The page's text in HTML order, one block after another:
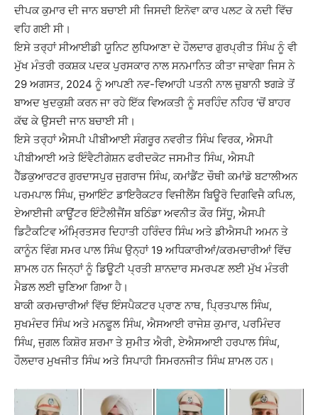
ਦੀਪਕ ਕੁਮਾਰ ਦੀ ਜਾਨ ਬਚਾਈ ਸੀ ਜਿਸਦੀ ਇਨੋਵਾ ਕਾਰ ਪਲਟ ਕੇ ਨਦੀ ਵਿੱਚ
ਵਹਿ ਗਈ ਸੀ।
ਇਸੇ ਤਰ੍ਹਾਂ ਸੀਆਈਡੀ ਯੂਨਿਟ ਲੁਧਿਆਣਾ ਦੇ ਹੌਲਦਾਰ ਗੁਰਪ੍ਰੀਤ ਸਿੰਘ ਨੂੰ ਵੀ
ਮੁੱਖ ਮੰਤਰੀ ਰਕਸ਼ਕ ਪਦਕ ਪੁਰਸਕਾਰ ਨਾਲ ਸਨਮਾਨਿਤ ਕੀਤਾ ਜਾਵੇਗਾ ਜਿਸ ਨੇ
29 ਅਗਸਤ, 2024 ਨੂੰ ਆਪਣੀ ਨਵ-ਵਿਆਹੀ ਪਤਨੀ ਨਾਲ ਜ਼ੁਬਾਨੀ ਝਗੜੇ ਤੋਂ
ਬਾਅਦ ਖੁਦਕੁਸ਼ੀ ਕਰਨ ਜਾ ਰਹੇ ਇੱਕ ਵਿਅਕਤੀ ਨੂੰ ਸਰਹਿੰਦ ਨਹਿਰ ‘ਚੋਂ ਬਾਹਰ
ਕੱਢ ਕੇ ਉਸਦੀ ਜਾਨ ਬਚਾਈ ਸੀ।
ਇਸੇ ਤਰ੍ਹਾਂ ਐਸਪੀ ਪੀਬੀਆਈ ਸੰਗਰੂਰ ਨਵਰੀਤ ਸਿੰਘ ਵਿਰਕ, ਐਸਪੀ
ਪੀਬੀਆਈ ਅਤੇ ਇੰਵੈਟੀਗੇਸ਼ਨ ਫਰੀਦਕੋਟ ਜਸਮੀਤ ਸਿੰਘ, ਐਸਪੀ
ਹੈੱਡਕੁਆਰਟਰ ਗੁਰਦਾਸਪੁਰ ਜੁਗਰਾਜ ਸਿੰਘ, ਕਮਾਂਡੈਂਟ ਚੌਥੀ ਕਮਾਂਡੋ ਬਟਾਲੀਅਨ
ਪਰਮਪਾਲ ਸਿੰਘ, ਜੁਆਇੰਟ ਡਾਇਰੈਕਟਰ ਵਿਜੀਲੈਂਸ ਬਿਊਰੋ ਦਿਗਵਿਜੈ ਕਪਿਲ,
ਏਆਈਜੀ ਕਾਊਂਟਰ ਇੰਟੈਲੀਜੈਂਸ ਬਠਿੰਡਾ ਅਵਨੀਤ ਕੌਰ ਸਿੱਧੂ, ਐਸਪੀ
ਡਿਟੈਕਟਿਵ ਅੰਮ੍ਰਿਤਸਰ ਦਿਹਾਤੀ ਹਰਿੰਦਰ ਸਿੰਘ ਅਤੇ ਡੀਐਸਪੀ ਅਮਨ ਤੇ
ਕਾਨੂੰਨ ਵਿੰਗ ਸਮਰ ਪਾਲ ਸਿੰਘ ਉਨ੍ਹਾਂ 19 ਅਧਿਕਾਰੀਆਂ/ਕਰਮਚਾਰੀਆਂ ਵਿੱਚ
ਸ਼ਾਮਲ ਹਨ ਜਿਨ੍ਹਾਂ ਨੂੰ ਡਿਊਟੀ ਪ੍ਰਤੀ ਸ਼ਾਨਦਾਰ ਸਮਰਪਣ ਲਈ ਮੁੱਖ ਮੰਤਰੀ
ਮੈਡਲ ਲਈ ਚੁਣਿਆ ਗਿਆ ਹੈ।
ਬਾਕੀ ਕਰਮਚਾਰੀਆਂ ਵਿੱਚ ਇੰਸਪੈਕਟਰ ਪ੍ਰਾਣ ਨਾਥ, ਪ੍ਰਿਤਪਾਲ ਸਿੰਘ,
ਸੁਖਮੰਦਰ ਸਿੰਘ ਅਤੇ ਮਨਫੂਲ ਸਿੰਘ, ਐਸਆਈ ਰਾਜੇਸ਼ ਕੁਮਾਰ, ਪਰਮਿੰਦਰ
ਸਿੰਘ, ਜੁਗਲ ਕਿਸ਼ੋਰ ਸ਼ਰਮਾ ਤੇ ਸੁਮੀਤ ਐਰੀ, ਏਐਸਆਈ ਹਰਪਾਲ ਸਿੰਘ,
ਹੌਲਦਾਰ ਮੁਖਜੀਤ ਸਿੰਘ ਅਤੇ ਸਿਪਾਹੀ ਸਿਮਰਨਜੀਤ ਸਿੰਘ ਸ਼ਾਮਲ ਹਨ।